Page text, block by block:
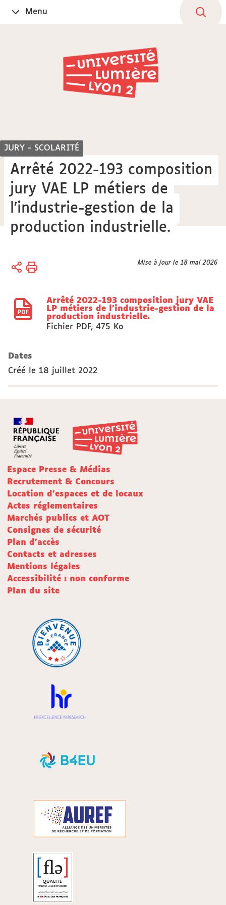
OuvrirMenu
JURY - SCOLARITÉ
Arrêté 2022-193 composition
jury VAE LP métiers de
l'industrie-gestion de la
production industrielle.
Vous
Accueil
Mise à jour le 18 mai 2026
Arrêté 2022-193 composition jury VAE
LP métiers de l'industrie-gestion de la
production industrielle.
Fichier PDF, 475 Ko
Dates
Créé le 18 juillet 2022
Espace Presse & Médias
Recrutement & Concours
Location d'espaces et de locaux
Actes réglementaires
Marchés publics et AOT
Consignes de sécurité
Plan d'accès
Contacts et adresses
Mentions légales
Accessibilité : non conforme
Plan du site